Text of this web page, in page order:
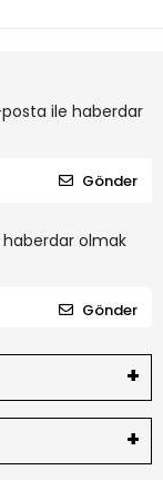
ile haberdar
Gönder
olmak
Gönder